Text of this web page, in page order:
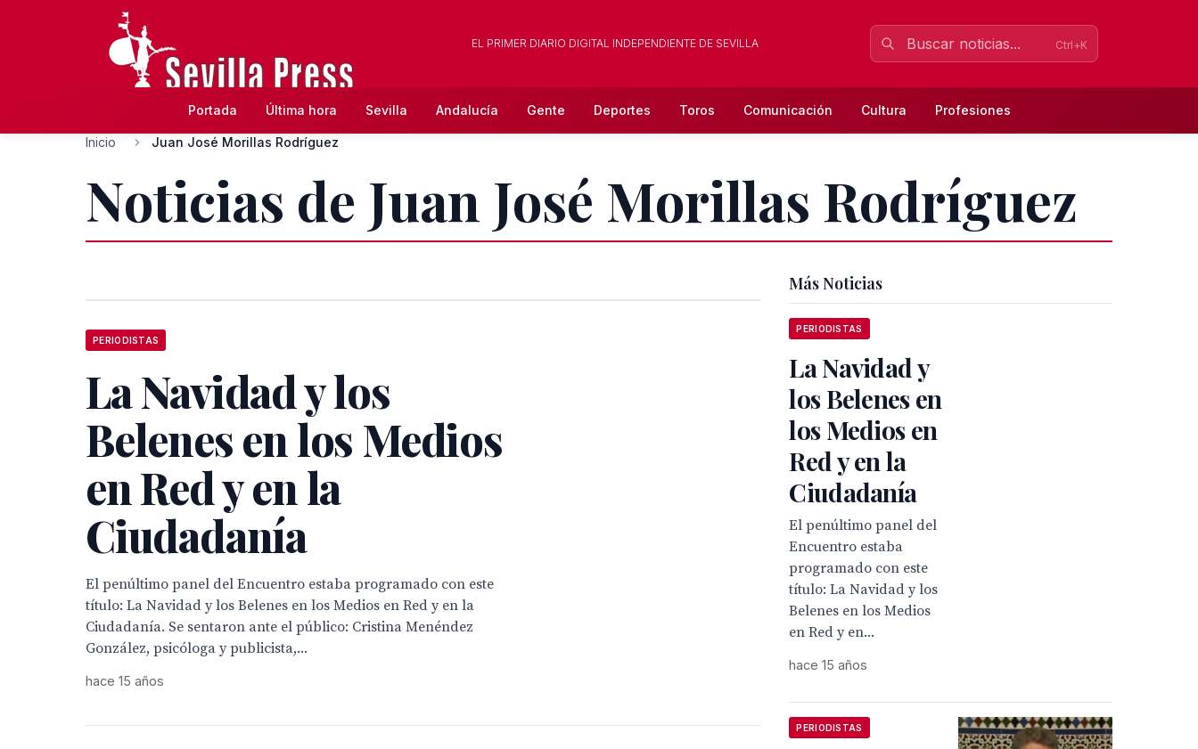
EL PRIMER DIARIO DIGITAL INDEPENDIENTE DE SEVILLA Ctrl+K
Portada Última hora Sevilla Andalucía Gente Deportes Toros Comunicación Cultura Profesiones
Inicio Juan José Morillas Rodríguez
Noticias de Juan José Morillas Rodríguez
PERIODISTAS
La Navidad y los
Belenes en los Medios
en Red y en la
Ciudadanía
El penúltimo panel del Encuentro estaba programado con este
título: La Navidad y los Belenes en los Medios en Red y en la
Ciudadanía. Se sentaron ante el público: Cristina Menéndez
González, psicóloga y publicista,...
hace 15 años
Más Noticias
PERIODISTAS
La Navidad y
los Belenes en
los Medios en
Red y en la
Ciudadanía
El penúltimo panel del
Encuentro estaba
programado con este
título: La Navidad y los
Belenes en los Medios
en Red y en...
hace 15 años
PERIODISTAS